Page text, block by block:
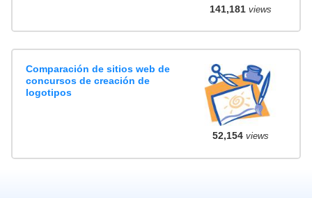
141,181views
Comparación de sitios web de
concursos de creación de
logotipos
52,154views